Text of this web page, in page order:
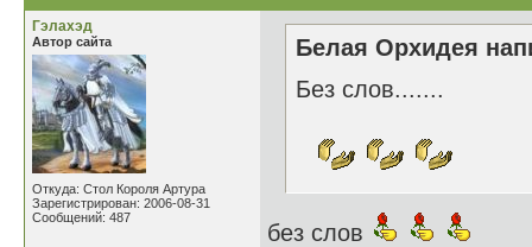
Гэлахэд
Автор сайта
Откуда: Стол Короля Артура
Зарегистрирован: 2006-08-31
Сообщений: 487
Белая Орхидея
Без слов.......
без слов